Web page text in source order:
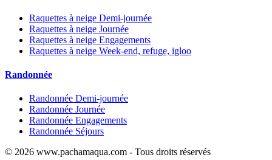
Raquettes à neige Demi-journée
Raquettes à neige Journée
Raquettes à neige Engagements
Raquettes à neige Week-end, refuge, igloo
Randonnée
Randonnée Demi-journée
Randonnée Journée
Randonnée Engagements
Randonnée Séjours
© 2026 www.pachamaqua.com - Tous droits réservés